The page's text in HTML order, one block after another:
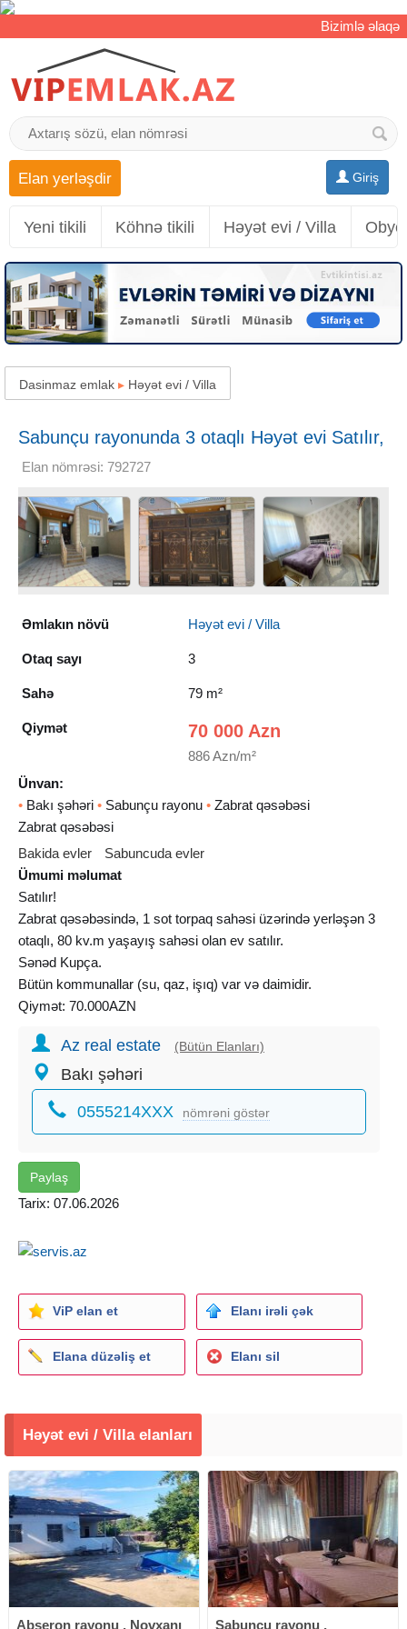
Bizimlə əlaqə
Giriş
Elan yerləşdir
Yeni tikili Köhnə tikili Həyət evi / Villa
Dasinmaz emlak ▸ Həyət evi / Villa
Sabunçu rayonunda 3 otaqlı Həyət evi Satılır,
79 m²
Elan nömrəsi: 792727
Əmlakın növü Həyət evi / Villa
Otaq sayı 3
Sahə 79 m²
Qiymət 70 000 Azn
886 Azn/m²
Ünvan:
• Bakı şəhəri • Sabunçu rayonu • Zabrat qəsəbəsi
Zabrat qəsəbəsi
Bakida evler
Sabuncuda evler
Ümumi məlumat
Satılır!
Zabrat qəsəbəsində, 1 sot torpaq sahəsi üzərində yerləşən 3
otaqlı, 80 kv.m yaşayış sahəsi olan ev satılır.
Sənəd Kupça.
Bütün kommunallar (su, qaz, işıq) var və daimidir.
Qiymət: 70.000AZN
Az real estate (Bütün Elanları)
Bakı şəhəri
0555214XXX nömrəni göstər
Paylaş
Tarix: 07.06.2026
ViP elan et Elanı irəli çək
Elana düzəliş et Elanı sil
Həyət evi / Villa elanları
Abşeron rayonu , Novxanı Sabunçu rayonu ,